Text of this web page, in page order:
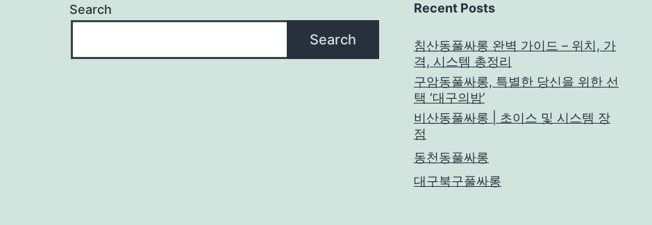
Search
Search
Recent Posts
침산동풀싸롱 완벽 가이드 – 위치, 가
격, 시스템 총정리
구암동풀싸롱, 특별한 당신을 위한 선
택 ‘대구의밤’
비산동풀싸롱 | 초이스 및 시스템 장
점
동천동풀싸롱
대구북구풀싸롱